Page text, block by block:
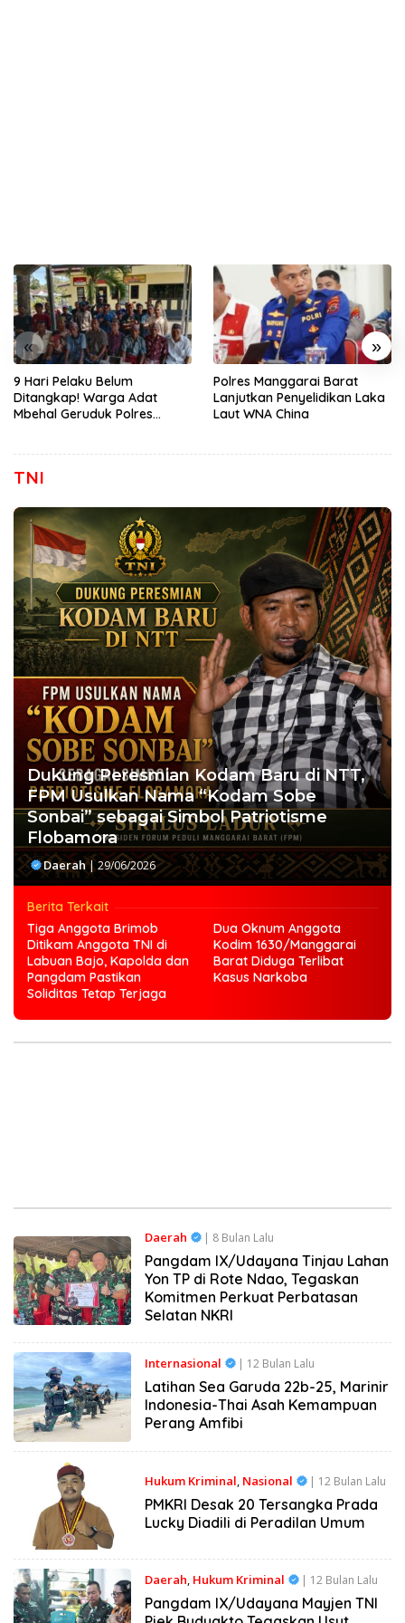
« »
9 Hari Pelaku Belum
Ditangkap! Warga Adat
Mbehal Geruduk Polres
Polres Manggarai Barat
Lanjutkan Penyelidikan Laka
Laut WNA China
TNI
Dukung Peresmian Kodam Baru di NTT,
FPM Usulkan Nama “Kodam Sobe
Sonbai” sebagai Simbol Patriotisme
Flobamora
Daerah|29/06/2026
Berita Terkait
Tiga Anggota Brimob
Ditikam Anggota TNI di
Labuan Bajo, Kapolda dan
Pangdam Pastikan
Soliditas Tetap Terjaga
Dua Oknum Anggota
Kodim 1630/Manggarai
Barat Diduga Terlibat
Kasus Narkoba
Daerah | 8 Bulan Lalu
Pangdam IX/Udayana Tinjau Lahan
Yon TP di Rote Ndao, Tegaskan
Komitmen Perkuat Perbatasan
Selatan NKRI
Internasional | 12 Bulan Lalu
Latihan Sea Garuda 22b-25, Marinir
Indonesia-Thai Asah Kemampuan
Perang Amfibi
Hukum Kriminal Nasional | 12 Bulan Lalu
PMKRI Desak 20 Tersangka Prada
Lucky Diadili di Peradilan Umum
Daerah, Hukum Kriminal | 12 Bulan Lalu
Pangdam IX/Udayana Mayjen TNI